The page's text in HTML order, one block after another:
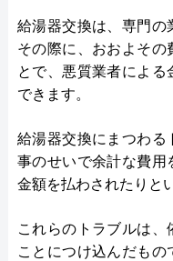
給湯器交換は、専門の
その際に、おおよその
とで、悪質業者によ
できます。
給湯器交換にまつわる
事のせいで余計な費用
金額を払わされたりと
これらのトラブルは、
ことにつけ込んだも